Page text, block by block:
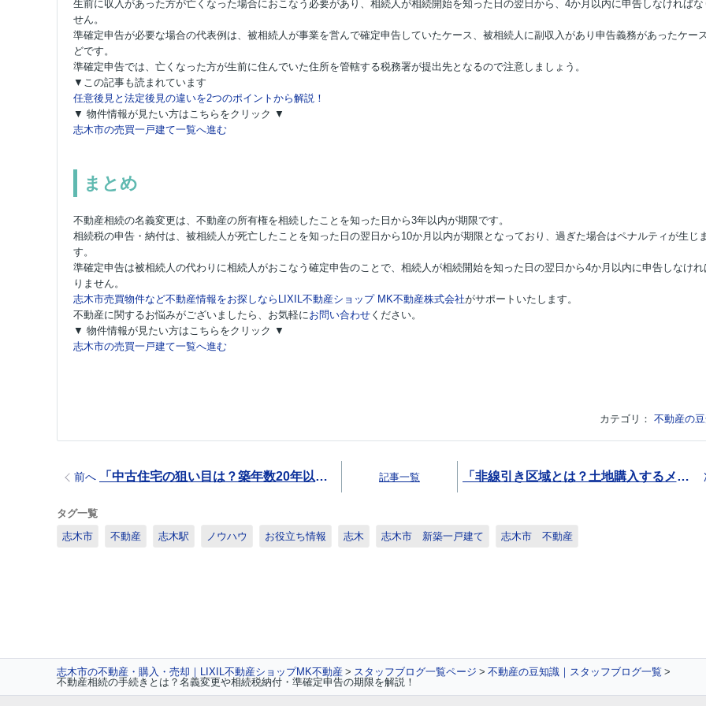
生前に収入があった方が亡くなった場合におこなう必要があり、相続人が相続開始を知った日の翌日から、4か月以内に申告しなければな
せん。
準確定申告が必要な場合の代表例は、被相続人が事業を営んで確定申告していたケース、被相続人に副収入があり申告義務があったケー
どです。
準確定申告では、亡くなった方が生前に住んでいた住所を管轄する税務署が提出先となるので注意しましょう。
▼この記事も読まれています
任意後見と法定後見の違いを2つのポイントから解説！
▼ 物件情報が見たい方はこちらをクリック ▼
志木市の売買一戸建て一覧へ進む
まとめ
不動産相続の名義変更は、不動産の所有権を相続したことを知った日から3年以内が期限です。
相続税の申告・納付は、被相続人が死亡したことを知った日の翌日から10か月以内が期限となっており、過ぎた場合はペナルティが生じま
す。
準確定申告は被相続人の代わりに相続人がおこなう確定申告のことで、相続人が相続開始を知った日の翌日から4か月以内に申告しなけれ
りません。
志木市売買物件など不動産情報をお探しならLIXIL不動産ショップ MK不動産株式会社がサポートいたします。
不動産に関するお悩みがございましたら、お気軽にお問い合わせ ください。
▼ 物件情報が見たい方はこちらをクリック ▼
志木市の売買一戸建て一覧へ進む
カテゴリ： 不動産の
前へ 「中古住宅の狙い目は？築年数20年以上の物件を購入するポイントをご紹介！」 記事一覧 「非線引き区域とは？土地購入するメリットや一戸建ての建築可否をご紹介！」
タグ一覧
志木市
不動産 志木駅 ノウハウ お役立ち情報 志木 志木市 新築一戸建て 志木市 不動産
志木市の不動産・購入・売却｜LIXIL不動産ショップMK不動産 スタッフブログ一覧ページ
不動産の豆知識｜スタッフブログ一覧
不動産相続の手続きとは？名義変更や相続税納付・準確定申告の期限を解説！